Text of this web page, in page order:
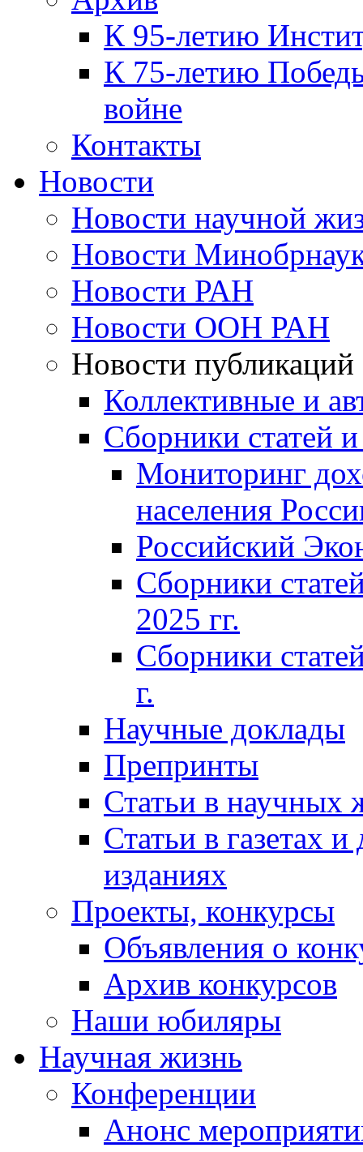
К 95-летию
К 75-летию
войне
Контакты
Новости
Новости научной
Новости
Новости РАН
Новости ООН РАН
Новости публикаций
Коллективные и
Сборники статей
Мониторинг
населения
Российский
Сборники
2025 гг.
Сборники
г.
Научные доклады
Препринты
Статьи в научных
Статьи в газетах
изданиях
Проекты, конкурсы
Объявления о
Архив конкурсов
Наши юбиляры
Научная жизнь
Конференции
Анонс